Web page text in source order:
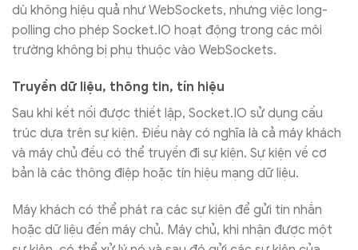
dù không hiệu quả như WebSockets, nhưng việc long-
polling cho phép Socket.IO hoạt động trong các môi
trường không bị phụ thuộc vào WebSockets.
Truyền dữ liệu, thông tin, tín hiệu
Sau khi kết nối được thiết lập, Socket.IO sử dụng cấu
trúc dựa trên sự kiện. Điều này có nghĩa là cả máy khách
và máy chủ đều có thể truyền đi sự kiện. Sự kiện về cơ
bản là các thông điệp hoặc tín hiệu mạng dữ liệu.
Máy khách có thể phát ra các sự kiện để gửi tin nhắn
hoặc dữ liệu đến máy chủ. Máy chủ, khi nhận được một